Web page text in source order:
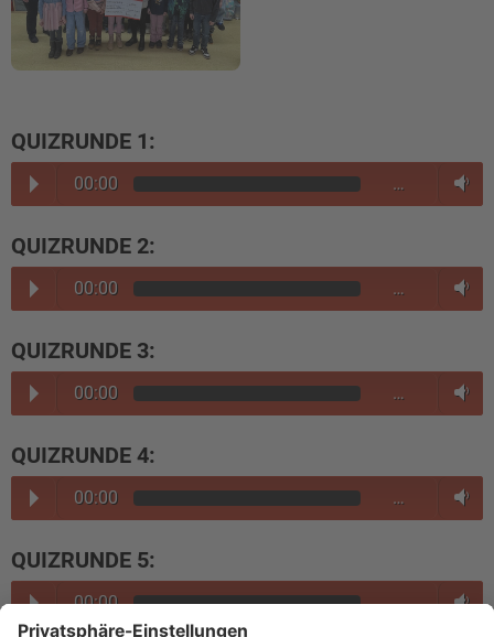
QUIZRUNDE 1:
00:00 …
QUIZRUNDE 2:
00:00 …
QUIZRUNDE 3:
00:00 …
QUIZRUNDE 4:
00:00 …
QUIZRUNDE 5:
00:00 …